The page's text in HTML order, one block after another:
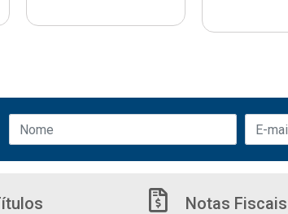
Notas Fiscais